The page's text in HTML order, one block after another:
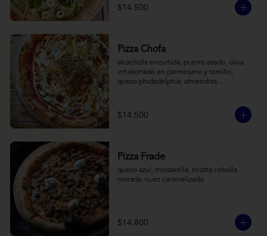
$14.500
Pizza Chofa
alcachofa encurtida, puerro asado, oliva
infusionado en parmesano y tomillo,
queso phidadelphia, almendras
$14.500
Pizza Frade
queso azul, mozzarella, ricotta cebolla
morada, nuez caramelizada.
$14.800